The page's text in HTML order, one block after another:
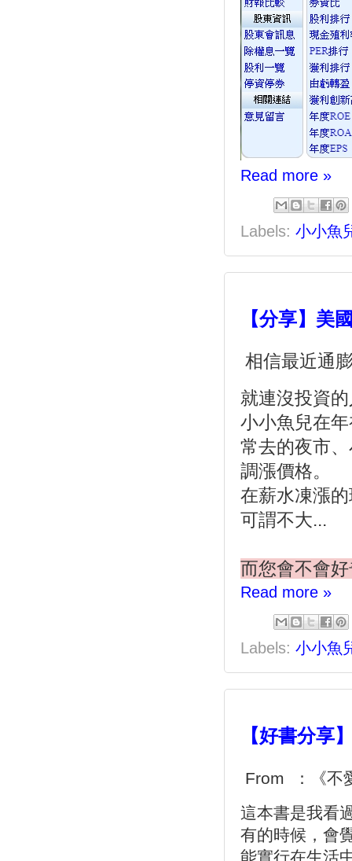
Read more »
Labels: 小小魚
【分享】美
相信最近通
就連沒投資
小小魚兒在
常去的夜市
調漲價格。
在薪水凍漲
可謂不大...
而您會不會
Read more »
Labels: 小小魚
【好書分享
From  ：《
這本書是我看
有的時候，會
能實行在生活